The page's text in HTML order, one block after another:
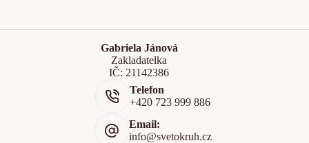
Gabriela Jánová
Zakladatelka
IČ: 21142386
Telefon
+420 723 999 886
Email:
info@svetokruh.cz